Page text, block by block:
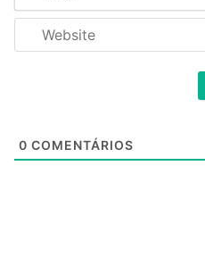
0 COMENTÁRIOS